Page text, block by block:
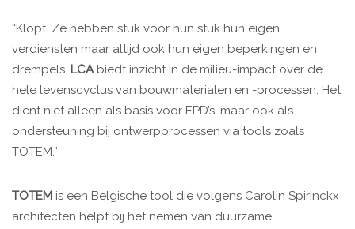
“Klopt. Ze hebben stuk voor hun stuk hun eigen
verdiensten maar altijd ook hun eigen beperkingen en
drempels. LCAbiedt inzicht in de milieu-impact over de
hele levenscyclus van bouwmaterialen en -processen. Het
dient niet alleen als basis voor EPD’s, maar ook als
ondersteuning bij ontwerpprocessen via tools zoals
TOTEM.”
TOTEM is een Belgische tool die volgens Carolin Spirinckx
architecten helpt bij het nemen van duurzame